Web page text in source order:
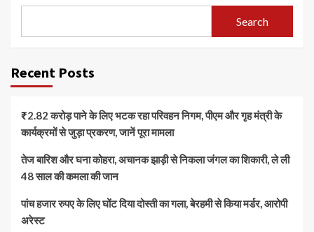
Search
Recent Posts
₹2.82 करोड़ पाने के लिए भटक रहा परिवहन निगम, पीएम और गृह मंत्री के
कार्यक्रमों से जुड़ा प्रकरण, जानें पूरा मामला
तेज बारिश और घना कोहरा, अचानक झाड़ी से निकला जंगल का शिकारी, ले ली
48 साल की कमला की जान
पांच हजार रुपए के लिए घोंट दिया दोस्ती का गला, बेरहमी से किया मर्डर, आरोपी
अरेस्ट